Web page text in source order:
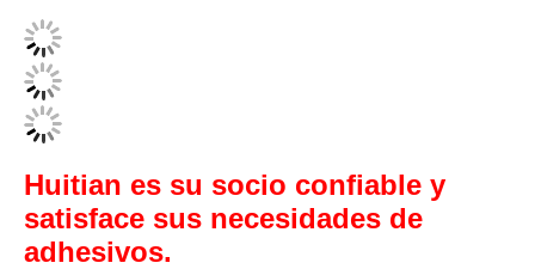
Huitian es su socio confiable y
satisface sus necesidades de
adhesivos.